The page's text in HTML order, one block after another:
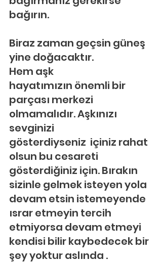
bağırın.
Biraz zaman geçsin güneş
yine doğacaktır.
Hem aşk
hayatımızın önemli bir
parçası merkezi
olmamalıdır. Aşkınızı
sevginizi
gösterdiyseniz  içiniz rahat
olsun bu cesareti
gösterdiğiniz için. Bırakın
sizinle gelmek isteyen yola
devam etsin istemeyende
ısrar etmeyin tercih
etmiyorsa devam etmeyi
kendisi bilir kaybedecek bir
şey yoktur aslında .